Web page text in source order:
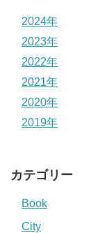
2024年
2023年
2022年
2021年
2020年
2019年
カテゴリー
Book
City